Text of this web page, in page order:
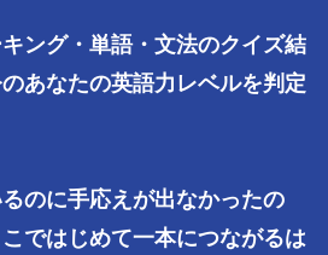
ング・単語・文法のクイズ結
あなたの英語力レベルを判定
るのに手応えが出なかったの
ではじめて一本につながるは